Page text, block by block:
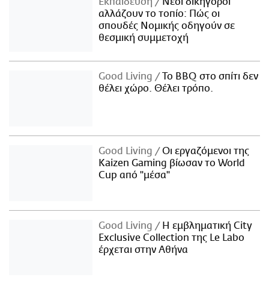
αλλάζουν το τοπίο: Πώς οι
σπουδές Νομικής οδηγούν σε
θεσμική συμμετοχή
Good Living
Το BBQ στο σπίτι δεν
θέλει χώρο. Θέλει τρόπο.
Good Living
Οι εργαζόμενοι της
Kaizen Gaming βίωσαν το World
Cup από "μέσα"
Good Living
Η εμβληματική City
Exclusive Collection της Le Labo
έρχεται στην Αθήνα